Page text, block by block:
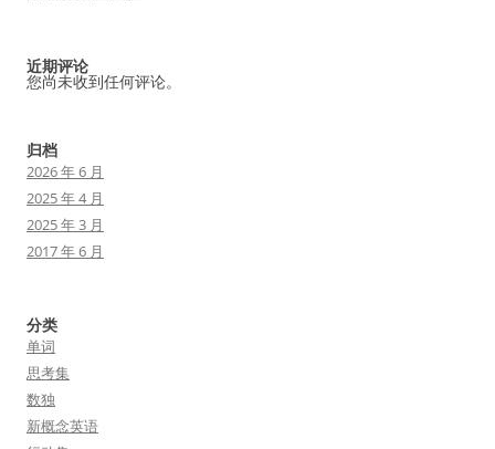
近期评论
您尚未收到任何评论。
归档
2026 年 6 月
2025 年 4 月
2025 年 3 月
2017 年 6 月
分类
单词
思考集
数独
新概念英语